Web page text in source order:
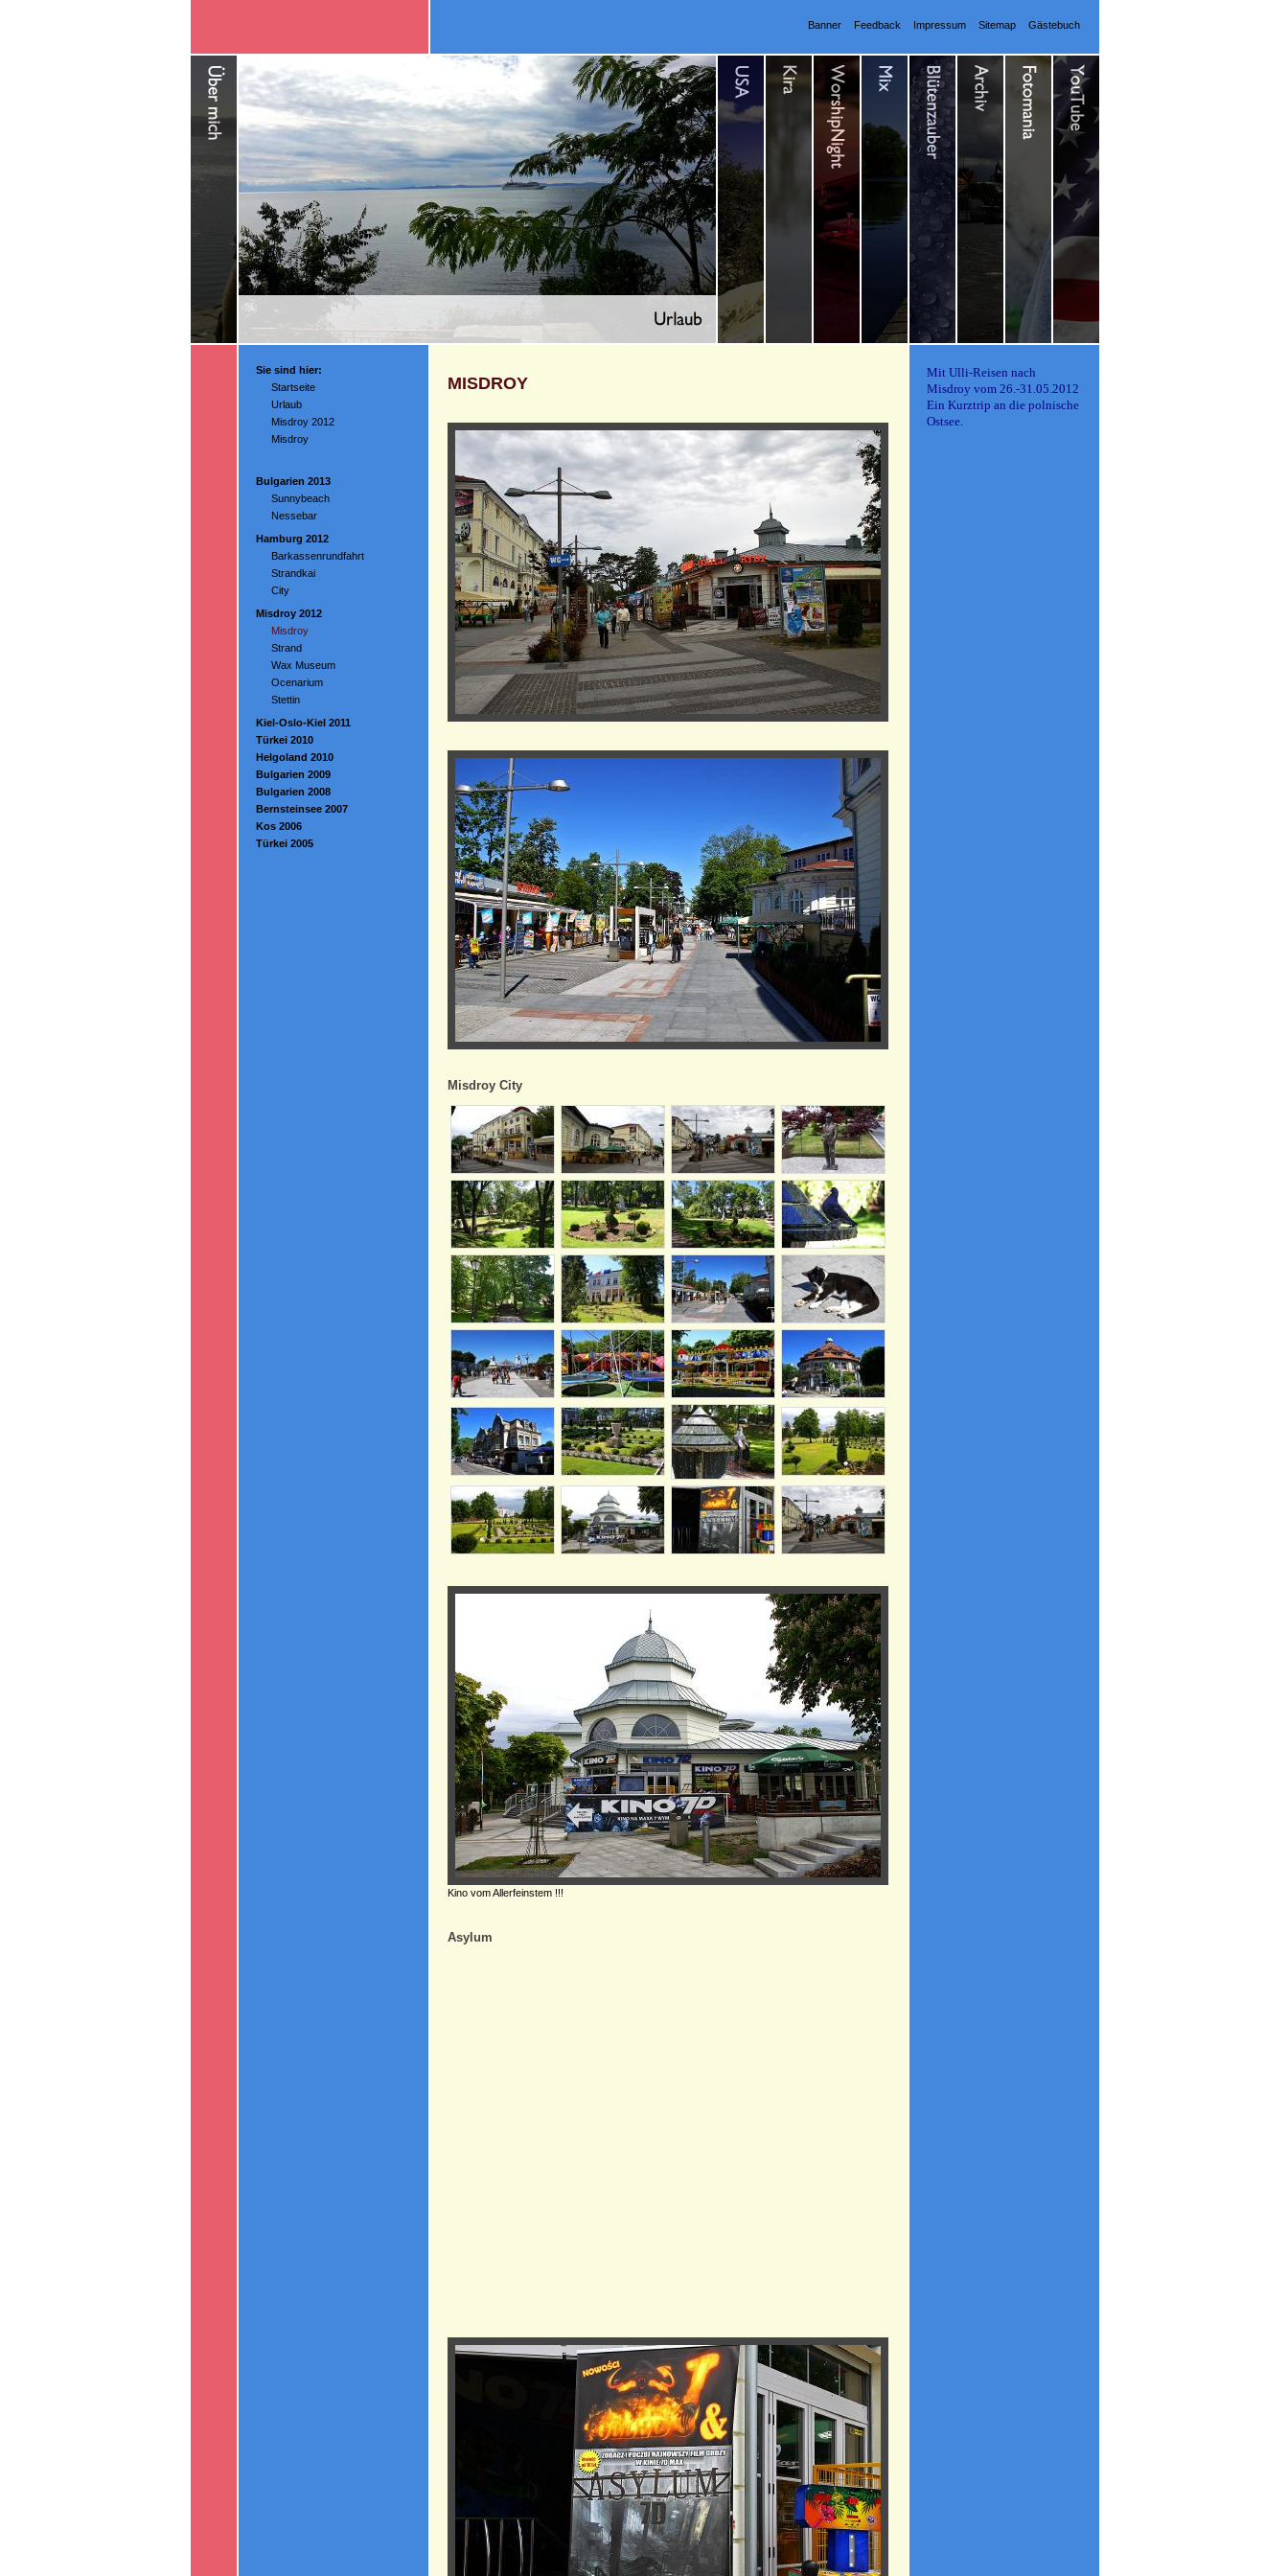
Banner Feedback Impressum Sitemap Gästebuch
Sie sind hier:
Startseite
Urlaub
Misdroy 2012
Misdroy
Bulgarien 2013
Sunnybeach
Nessebar
Hamburg 2012
Barkassenrundfahrt
Strandkai
City
Misdroy 2012
Misdroy
Strand
Wax Museum
Ocenarium
Stettin
Kiel-Oslo-Kiel 2011
Türkei 2010
Helgoland 2010
Bulgarien 2009
Bulgarien 2008
Bernsteinsee 2007
Kos 2006
Türkei 2005
MISDROY
Misdroy City
Kino vom Allerfeinstem !!!
Asylum
Mit Ulli-Reisen nach
Misdroy vom 26.-31.05.2012
Ein Kurztrip an die polnische
Ostsee.